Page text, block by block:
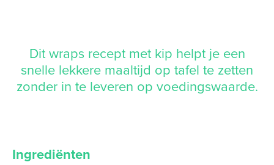
Dit wraps recept met kip helpt je een
snelle lekkere maaltijd op tafel te zetten
zonder in te leveren op voedingswaarde.
Ingrediënten